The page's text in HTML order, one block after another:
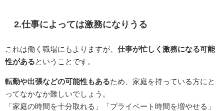
2.仕事によっては激務になりうる
これは働く職場にもよりますが、 仕事が忙しく激務になる可能
性がある ということです。
転勤や出張などの可能性もあるため、家庭を持っている方にと
ってなかなか難しいでしょう。
「家庭の時間を十分取れる」「プライベート時間を増やせる」